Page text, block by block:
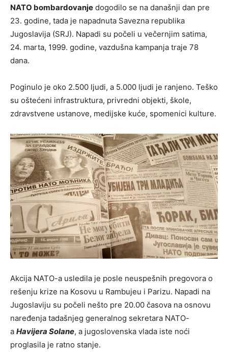
NATO bombardovanje dogodilo se na današnji dan pre
23. godine, tada je napadnuta Savezna republika
Jugoslavija (SRJ). Napadi su počeli u večernjim satima,
24. marta, 1999. godine, vazdušna kampanja traje 78
dana.
Poginulo je oko 2.500 ljudi, a 5.000 ljudi je ranjeno. Teško
su oštećeni infrastruktura, privredni objekti, škole,
zdravstvene ustanove, medijske kuće, spomenici kulture.
Akcija NATO-a usledila je posle neuspešnih pregovora o
rešenju krize na Kosovu u Rambujeu i Parizu. Napadi na
Jugoslaviju su počeli nešto pre 20.00 časova na osnovu
naređenja tadašnjeg generalnog sekretara NATO-
a Havijera Solane, a jugoslovenska vlada iste noći
proglasila je ratno stanje.